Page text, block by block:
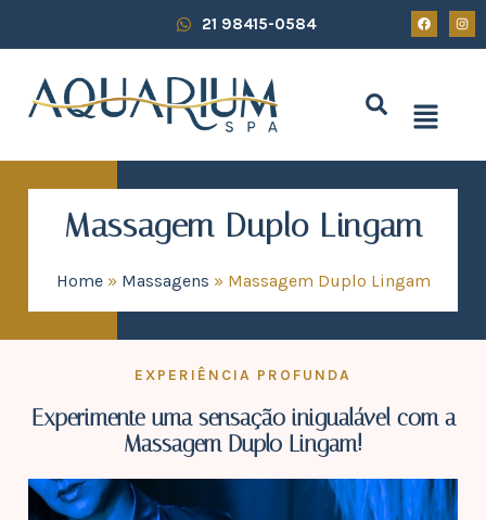
21 98415-0584
Massagem Duplo Lingam
Home» Massagens » Massagem Duplo Lingam
EXPERIÊNCIA PROFUNDA
Experimente uma sensação inigualável com a
Massagem Duplo Lingam!